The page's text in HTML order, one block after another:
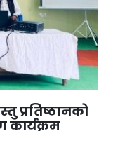
प्रतिष्ठानको